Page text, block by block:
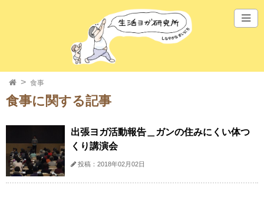
食事
食事に関する記事
出張ヨガ活動報告＿ガンの住みにくい体つ
くり講演会
投稿：2018年02月02日